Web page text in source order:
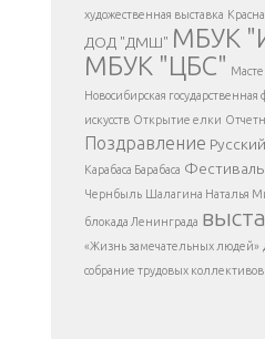
</div >
художественная выставка
ДОД "ДМШ" МБУК
МБУК "ЦБС"
Новосибирская
искусств Открытие елки
Поздравление
Карабаса Барабаса Фестиваль
Чернбыль Шалагина Наталья
блокада Ленинграда
«Жизнь замечательных людей»
собрание трудовых коллективов